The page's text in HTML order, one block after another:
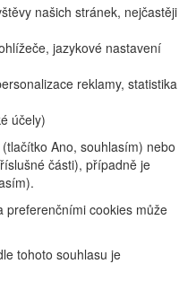
našich stránek, nejčastěji
jazykové nastavení
reklamy, statistika
účely)
Ano, souhlasím) nebo
části), případně je
preferenčními cookies může
tohoto souhlasu je